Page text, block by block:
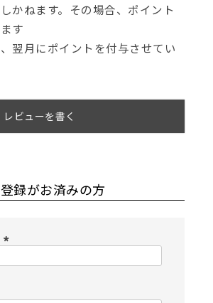
かねます。その場合、ポイント
す
翌月にポイントを付与させてい
レビューを書く
録がお済みの方